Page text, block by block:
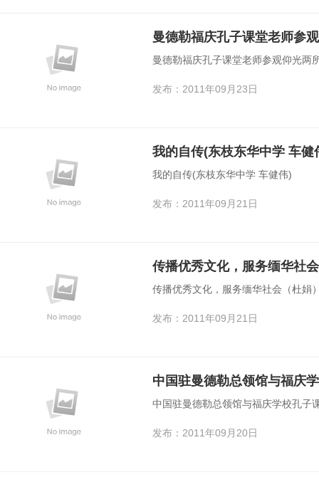
曼德勒福庆孔子课堂老师参
曼德勒福庆孔子课堂老师参观仰光两
发布：2011年09月23日
我的自传(东枝东华中学 车健
我的自传(东枝东华中学 车健伟)
发布：2011年09月21日
传播优秀文化，服务缅华社
传播优秀文化，服务缅华社会（杜娟
发布：2011年09月21日
中国驻曼德勒总领馆与福庆
中国驻曼德勒总领馆与福庆学校孔子
发布：2011年09月20日